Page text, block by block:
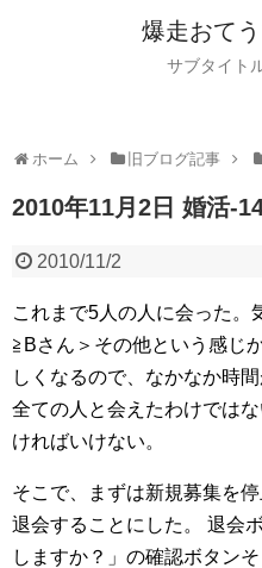
爆走おてう
サブタイト
ホーム 旧ブログ記事
2010年11月2日 婚活-
2010/11/2
これまで5人の人に会った。
≧Bさん＞その他という感じか
しくなるので、なかなか時
全ての人と会えたわけでは
ければいけない。
そこで、まずは新規募集を
退会することにした。
退会
しますか？」の確認ボタンそ